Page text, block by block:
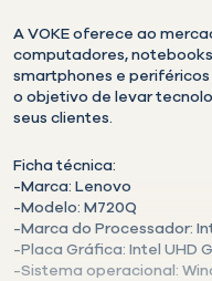
A VOKE oferece ao
computadores,
smartphones e
o objetivo de levar
seus clientes.
Ficha técnica:
-Marca: Lenovo
-Modelo: M720Q
-Marca do Processador:
-Placa Gráfica: Intel UHD
-Sistema operacional: